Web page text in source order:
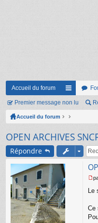
Accueil du forum
ac
co
ci
s
Premier message non lu
Accueil du forum
OPEN ARCHIVES
Répondre
e
a
g
Le
Ce